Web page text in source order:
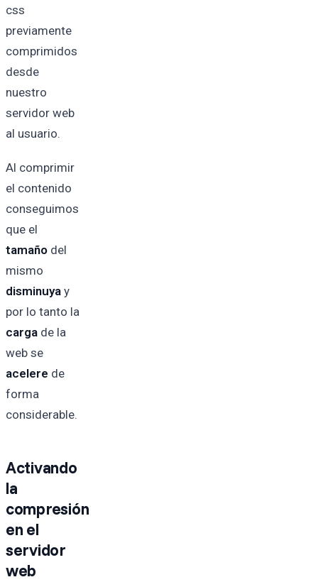
css
previamente
comprimidos
desde
nuestro
servidor web
al usuario.
Al comprimir
el contenido
conseguimos
que el
tamaño del
mismo
disminuya y
por lo tanto la
carga de la
web se
acelere de
forma
considerable.
Activando
la
compresión
en el
servidor
web